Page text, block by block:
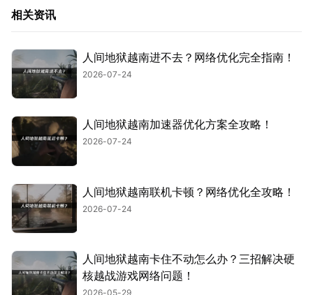
相关资讯
人间地狱越南进不去？网络优化完全指南！
2026-07-24
人间地狱越南加速器优化方案全攻略！
2026-07-24
人间地狱越南联机卡顿？网络优化全攻略！
2026-07-24
人间地狱越南卡住不动怎么办？三招解决硬
核越战游戏网络问题！
2026-05-29